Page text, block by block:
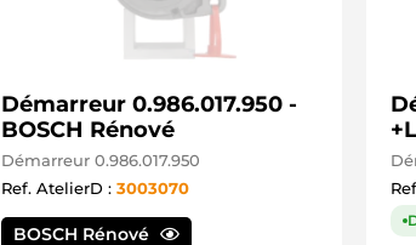
Démarreur 0.986.017.950 -
BOSCH Rénové
Démarreur 0.986.017.950
Ref. AtelierD : 3003070
BOSCH Rénové